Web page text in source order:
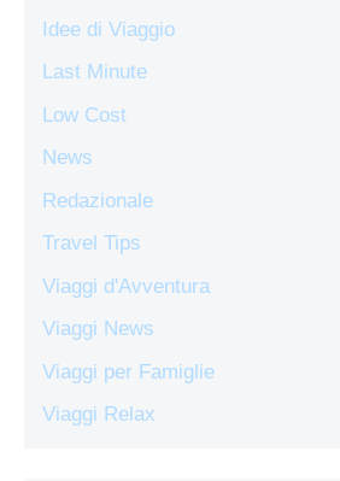
Idee di Viaggio
Last Minute
Low Cost
News
Redazionale
Travel Tips
Viaggi d'Avventura
Viaggi News
Viaggi per Famiglie
Viaggi Relax